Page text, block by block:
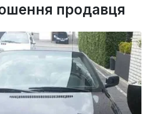
продавця